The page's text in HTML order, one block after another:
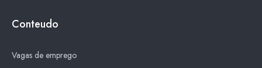
Conteudo
Vagas de emprego